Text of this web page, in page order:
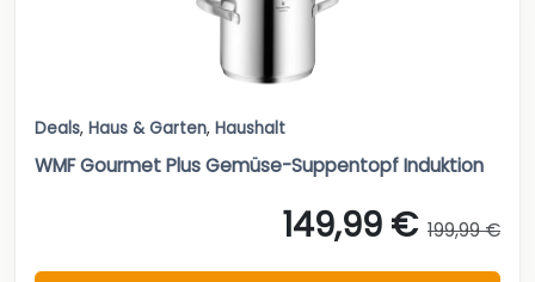
Deals, Haus & Garten, Haushalt
WMF Gourmet Plus Gemüse-Suppentopf Induktion
149,99 € 199,99 €